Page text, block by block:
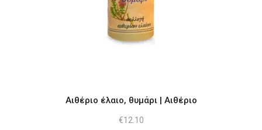
Αιθέριο έλαιο, θυμάρι | Αιθέριο
€12.10